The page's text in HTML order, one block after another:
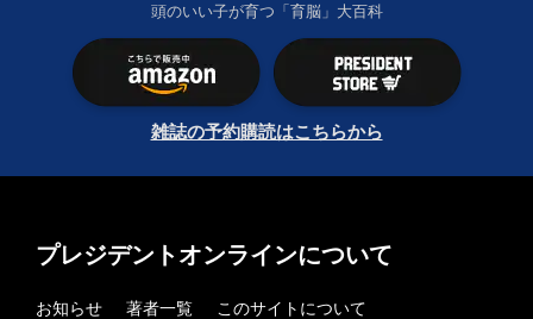
頭のいい子が育つ「育脳」大百科
雑誌の予約購読はこちらから
プレジデントオンラインについて
お知らせ 著者一覧
このサイトについて